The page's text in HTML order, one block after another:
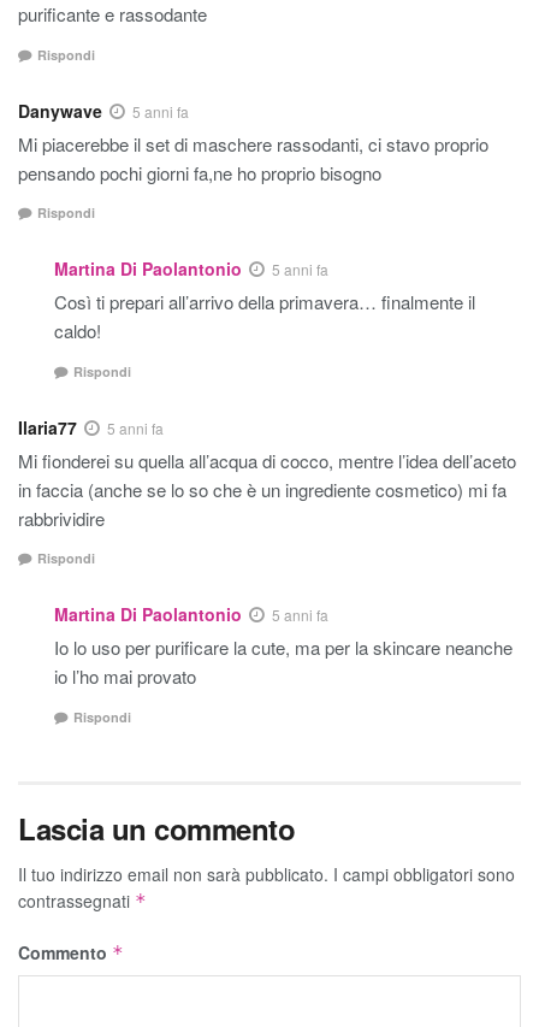
purificante e rassodante
Rispondi
Danywave 5 anni fa
Mi piacerebbe il set di maschere rassodanti, ci stavo proprio
pensando pochi giorni fa,ne ho proprio bisogno
Rispondi
Martina Di Paolantonio 5 anni fa
Così ti prepari all’arrivo della primavera… finalmente il
caldo!
Rispondi
Ilaria77 5 anni fa
Mi fionderei su quella all’acqua di cocco, mentre l’idea dell’aceto
in faccia (anche se lo so che è un ingrediente cosmetico) mi fa
rabbrividire
Rispondi
Martina Di Paolantonio 5 anni fa
Io lo uso per purificare la cute, ma per la skincare neanche
io l’ho mai provato
Rispondi
Lascia un commento
Il tuo indirizzo email non sarà pubblicato. I campi obbligatori sono
contrassegnati *
Commento *